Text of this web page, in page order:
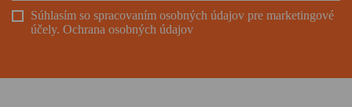
Súhlasím so spracovaním osobných údajov pre marketingové
účely. Ochrana osobných údajov